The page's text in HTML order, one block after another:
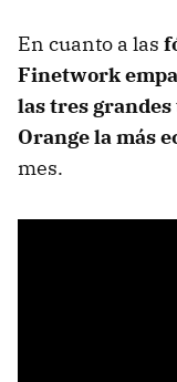
En cuanto a las
Finetwork
las tres
Orange la más
mes.